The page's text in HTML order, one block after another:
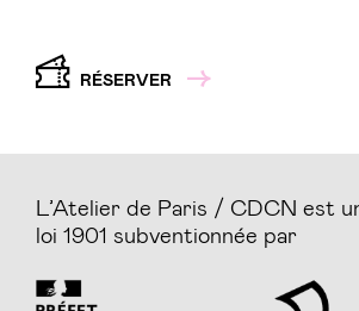
RÉSERVER
L’Atelier de Paris / CDCN est
loi 1901 subventionnée par